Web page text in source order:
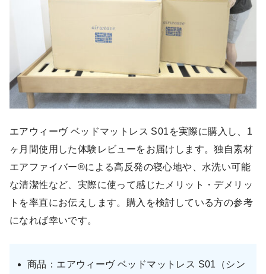
エアウィーヴ ベッドマットレス S01を実際に購入し、1
ヶ月間使用した体験レビューをお届けします。独自素材
エアファイバー®による高反発の寝心地や、水洗い可能
な清潔性など、実際に使って感じたメリット・デメリッ
トを率直にお伝えします。購入を検討している方の参考
になれば幸いです。
商品：エアウィーヴ ベッドマットレス S01（シン